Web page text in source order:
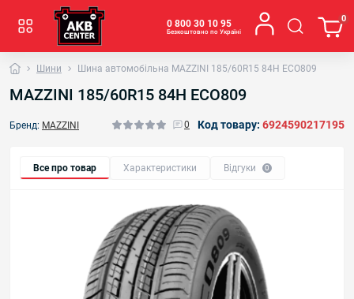
0 800 30 10 95
Безкоштовно по Україні
0
Шини Шина автомобільна MAZZINI 185/60R15 84H ECO809
MAZZINI 185/60R15 84H ECO809
Бренд: MAZZINI 0 Код товару: 6924590217195
Все про товар Характеристики Відгуки 0